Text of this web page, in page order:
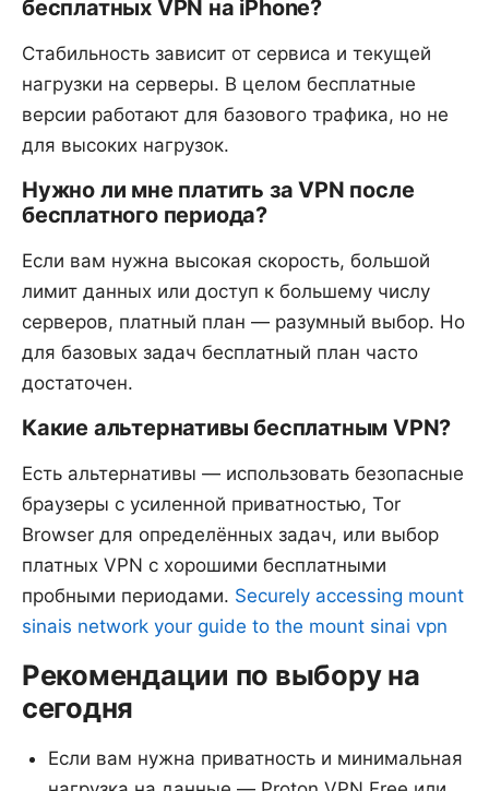
бесплатных VPN на iPhone?
Стабильность зависит от сервиса и текущей
нагрузки на серверы. В целом бесплатные
версии работают для базового трафика, но не
для высоких нагрузок.
Нужно ли мне платить за VPN после
бесплатного периода?
Если вам нужна высокая скорость, большой
лимит данных или доступ к большему числу
серверов, платный план — разумный выбор. Но
для базовых задач бесплатный план часто
достаточен.
Какие альтернативы бесплатным VPN?
Есть альтернативы — использовать безопасные
браузеры с усиленной приватностью, Tor
Browser для определённых задач, или выбор
платных VPN с хорошими бесплатными
пробными периодами. Securely accessing mount
sinais network your guide to the mount sinai vpn
Рекомендации по выбору на
сегодня
Если вам нужна приватность и минимальная